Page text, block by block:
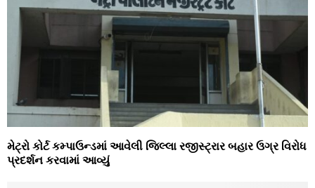
મેટ્રો કોર્ટ કમ્પાઉન્ડમાં આવેલી જિલ્લા રજીસ્ટ્રાર બહાર ઉગ્ર વિરોધ
પ્રદર્શન કરવામાં આવ્યું